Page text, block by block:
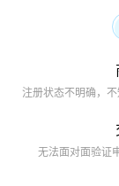
注册状态不明确，
无法面对面验证